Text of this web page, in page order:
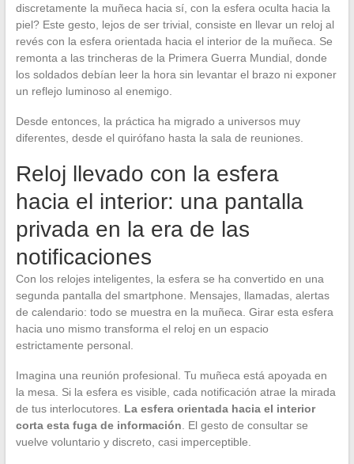
discretamente la muñeca hacia sí, con la esfera oculta hacia la
piel? Este gesto, lejos de ser trivial, consiste en llevar un reloj al
revés con la esfera orientada hacia el interior de la muñeca. Se
remonta a las trincheras de la Primera Guerra Mundial, donde
los soldados debían leer la hora sin levantar el brazo ni exponer
un reflejo luminoso al enemigo.
Desde entonces, la práctica ha migrado a universos muy
diferentes, desde el quirófano hasta la sala de reuniones.
Reloj llevado con la esfera
hacia el interior: una pantalla
privada en la era de las
notificaciones
Con los relojes inteligentes, la esfera se ha convertido en una
segunda pantalla del smartphone. Mensajes, llamadas, alertas
de calendario: todo se muestra en la muñeca. Girar esta esfera
hacia uno mismo transforma el reloj en un espacio
estrictamente personal.
Imagina una reunión profesional. Tu muñeca está apoyada en
la mesa. Si la esfera es visible, cada notificación atrae la mirada
de tus interlocutores. La esfera orientada hacia el interior
corta esta fuga de información . El gesto de consultar se
vuelve voluntario y discreto, casi imperceptible.